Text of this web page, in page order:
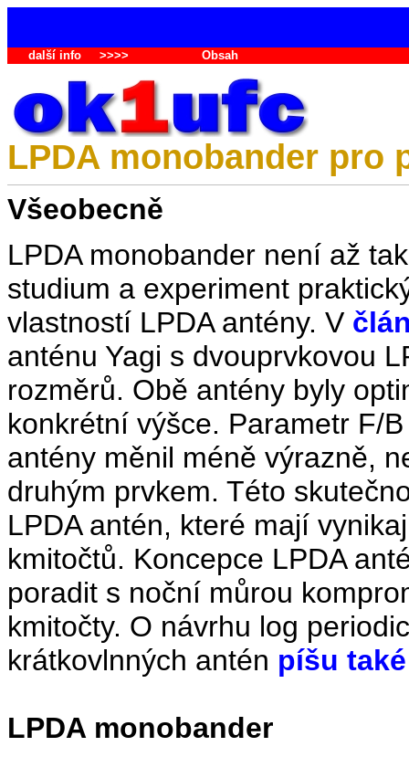
další info>>>> Obsah
LPDA monobander pro
Všeobecně
LPDA monobander není až
studium a experiment
vlastností LPDA antény. V
anténu Yagi s dvouprvkovou
rozměrů. Obě antény byly
konkrétní výšce. Parametr F/
antény měnil méně výrazně,
druhým prvkem. Této
LPDA antén, které mají
kmitočtů. Koncepce LPDA
poradit s noční můrou
kmitočty. O návrhu log
krátkovlnných antén píšu
LPDA monobander